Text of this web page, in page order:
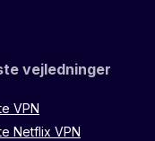
vejledninger
VPN
Netflix VPN